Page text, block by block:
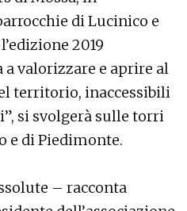
di Lucinico e
2019
valorizzare e aprire al
territorio, inaccessibili
si svolgerà sulle torri
e di Piedimonte.
– racconta